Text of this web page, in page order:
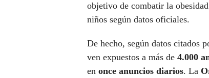
objetivo de combatir la
niños según datos oficiales.
De hecho, según datos citados
ven expuestos a más de 4.000
en once anuncios diarios. La